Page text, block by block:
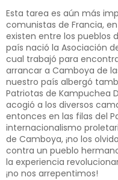
Esta tarea es aún más
comunistas de Francia,
existen entre los pueblos
país nació la Asociación
cual trabajó para
arrancar a Camboya de
nuestro país albergó
Patriotas de Kampuchea
acogió a los diversos
entonces en las filas del
internacionalismo
de Camboya, ¡no los
contra un pueblo
la experiencia
¡no nos arrepentimos!